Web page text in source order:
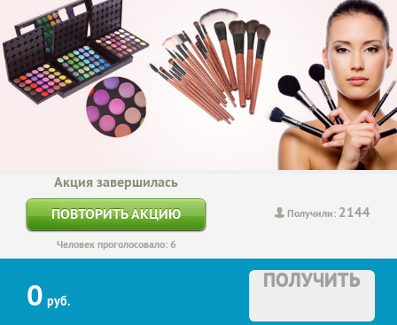
Получили: 2144
Акция завершилась
ПОВТОРИТЬ АКЦИЮ
Человек проголосовало: 6
0 руб.
ПОЛУЧИТЬ